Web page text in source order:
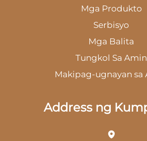
Mga Produkto
Serbisyo
Mga Balita
Tungkol Sa Amin
Makipag-ugnayan sa
Address ng